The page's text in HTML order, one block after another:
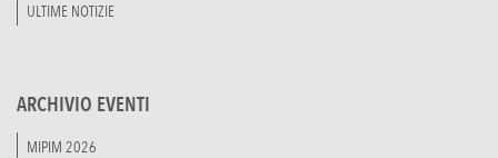
ULTIME NOTIZIE
ARCHIVIO EVENTI
MIPIM 2026